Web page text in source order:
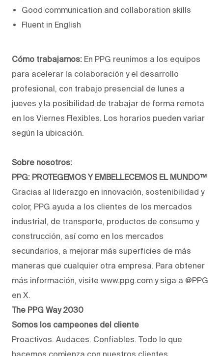
Good communication and collaboration skills
Fluent in English
Cómo trabajamos: En PPG reunimos a los equipos
para acelerar la colaboración y el desarrollo
profesional, con trabajo presencial de lunes a
jueves y la posibilidad de trabajar de forma remota
en los Viernes Flexibles. Los horarios pueden variar
según la ubicación.
Sobre nosotros:
PPG: PROTEGEMOS Y EMBELLECEMOS EL MUNDO™
Gracias al liderazgo en innovación, sostenibilidad y
color, PPG ayuda a los clientes de los mercados
industrial, de transporte, productos de consumo y
construcción, así como en los mercados
secundarios, a mejorar más superficies de más
maneras que cualquier otra empresa. Para obtener
más información, visite www.ppg.com y siga a @PPG
en X.
The PPG Way 2030
Somos los campeones del cliente
Proactivos. Audaces. Confiables. Todo lo que
hacemos comienza con nuestros clientes.